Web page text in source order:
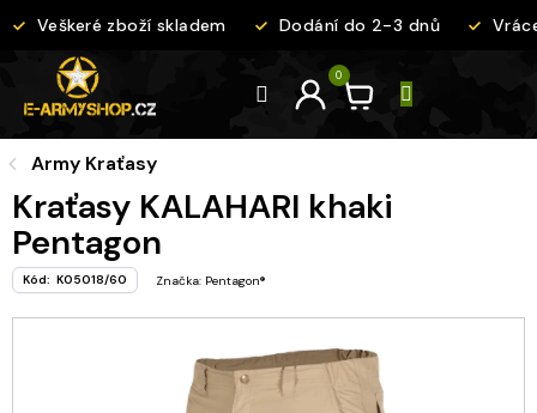
na
Veškeré zboží skladem Dodání do 2-3 dnů
Army Kraťasy
Kraťasy KALAHARI khaki
Pentagon
Kód: K05018/60 Značka: Pentagon®